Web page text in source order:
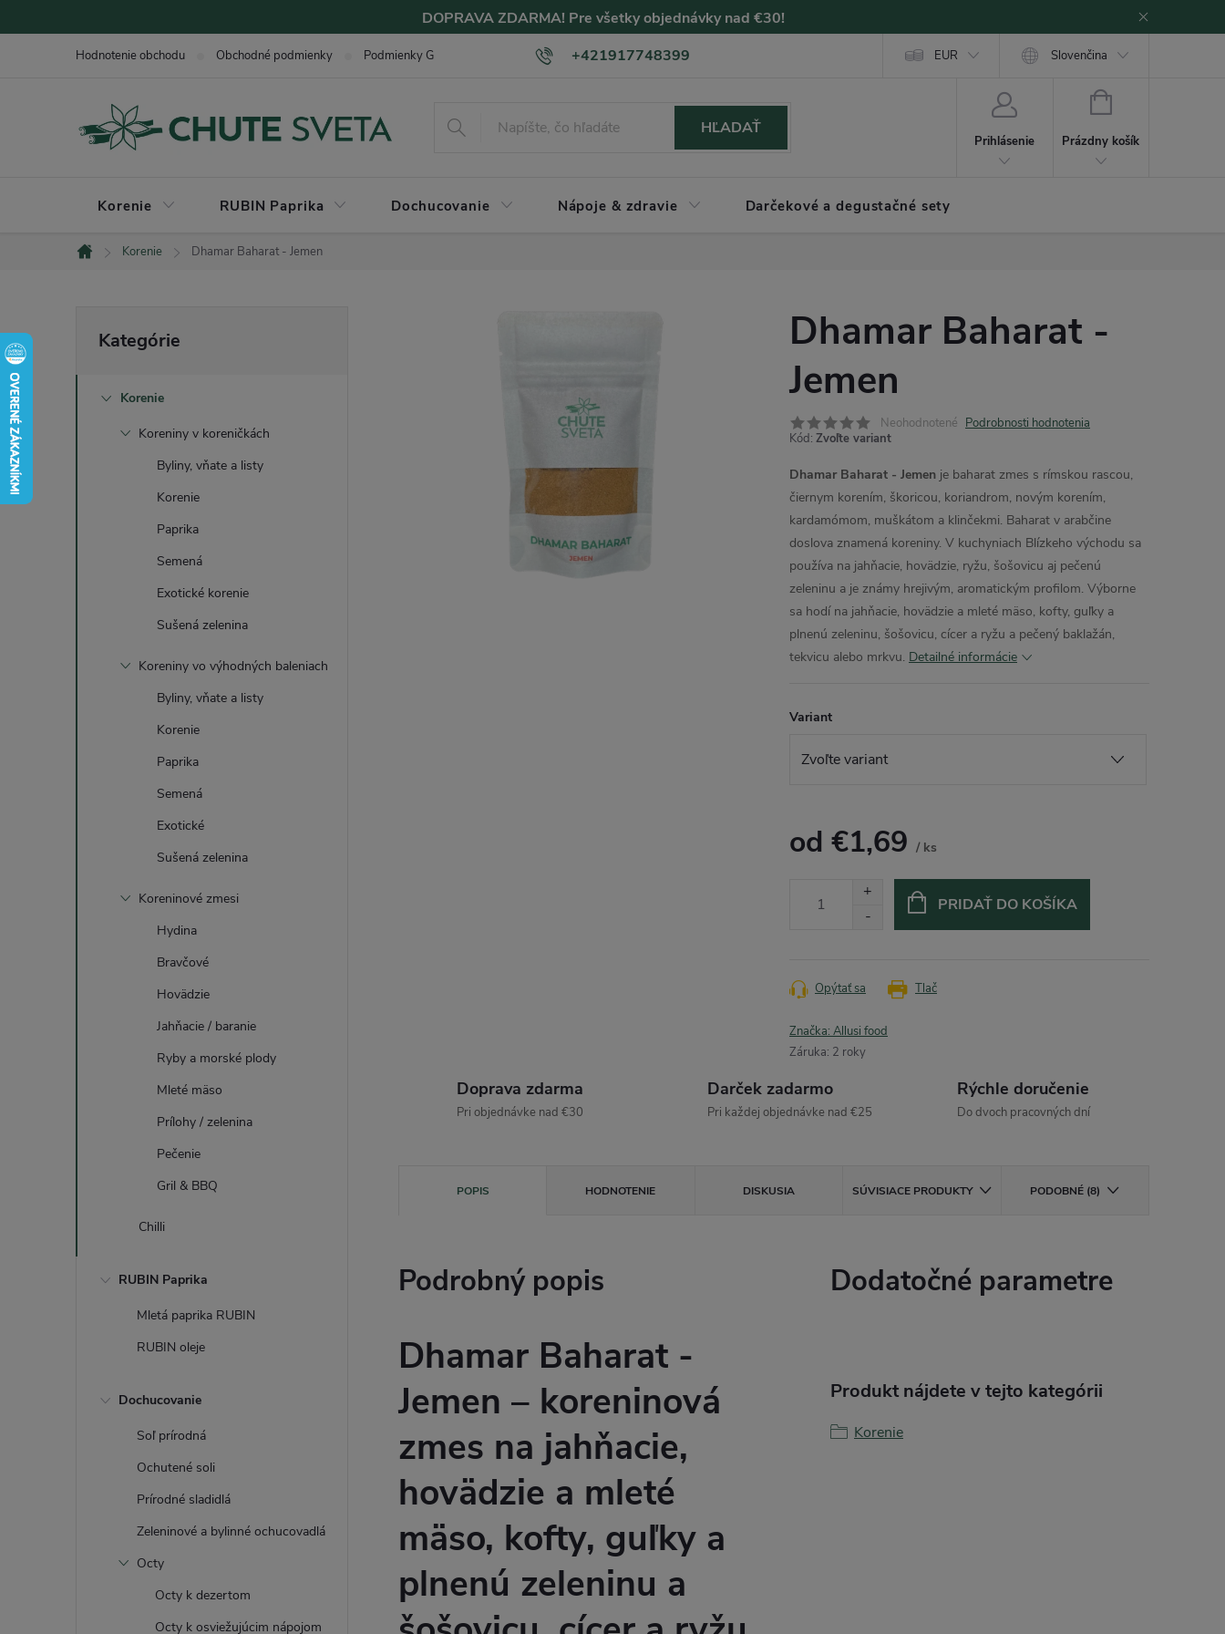
na
DOPRAVA ZDARMA! Pre všetky objednávky nad €30!
+421917748399
Hodnotenie obchodu Obchodné podmienky Podmienky GDPR Hodnotenie SLEVOMAT Hodnotenie ZLAVOMAT EUR Slovenčina
HĽADAŤ
Prihlásenie
Prázdny košík
Korenie RUBIN Paprika Dochucovanie Nápoje & zdravie Darčekové a degustačné sety
Domov
Korenie Dhamar Baharat - Jemen
o
kategórie
Kategórie
Korenie
Koreniny v koreničkách
Byliny, vňate a listy
Korenie
Paprika
Semená
Exotické korenie
Sušená zelenina
Koreniny vo výhodných baleniach
Byliny, vňate a listy
Korenie
Paprika
Semená
Exotické
Sušená zelenina
Koreninové zmesi
Hydina
Bravčové
Hovädzie
Jahňacie / baranie
Ryby a morské plody
Mleté mäso
Prílohy / zelenina
Pečenie
Gril & BBQ
Chilli
RUBIN Paprika
Mletá paprika RUBIN
RUBIN oleje
Dochucovanie
Soľ prírodná
Ochutené soli
Prírodné sladidlá
Zeleninové a bylinné ochucovadlá
Octy
Octy k dezertom
Octy k osviežujúcim nápojom
Dhamar Baharat -
Jemen
Neohodnotené Podrobnosti hodnotenia
Kód: Zvoľte variant
Dhamar Baharat - Jemen je baharat zmes s rímskou rascou,
čiernym korením, škoricou, koriandrom, novým korením,
kardamómom, muškátom a klinčekmi. Baharat v arabčine
doslova znamená koreniny. V kuchyniach Blízkeho východu sa
používa na jahňacie, hovädzie, ryžu, šošovicu aj pečenú
zeleninu a je známy hrejivým, aromatickým profilom. Výborne
sa hodí na jahňacie, hovädzie a mleté mäso, kofty, guľky a
plnenú zeleninu, šošovicu, cícer a ryžu a pečený baklažán,
tekvicu alebo mrkvu. Detailné informácie
Variant
od €1,69 / ks
PRIDAŤ DO KOŠÍKA
Tlač
Opýtať sa
Značka: Allusi food
Záruka: 2 roky
Doprava zdarma
Pri objednávke nad €30
Darček zadarmo
Pri každej objednávke nad €25
Rýchle doručenie
Do dvoch pracovných dní
POPIS HODNOTENIE DISKUSIA SÚVISIACE PRODUKTY PODOBNÉ (8)
Podrobný popis
Dhamar Baharat -
Jemen – koreninová
zmes na jahňacie,
hovädzie a mleté
mäso, kofty, guľky a
plnenú zeleninu a
Dodatočné parametre
Produkt nájdete v tejto kategórii
Korenie